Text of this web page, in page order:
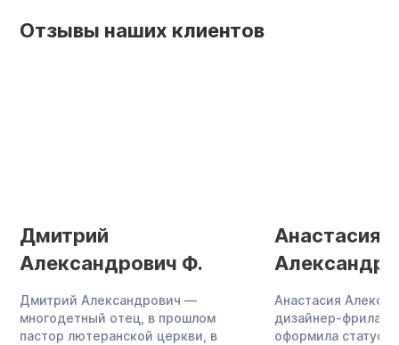
Отзывы наших клиентов
Дмитрий
Александрович Ф.
Дмитрий Александрович —
многодетный отец, в прошлом
пастор лютеранской церкви, в
Анастасия
Анастасия
дизайнер-
оформила статус